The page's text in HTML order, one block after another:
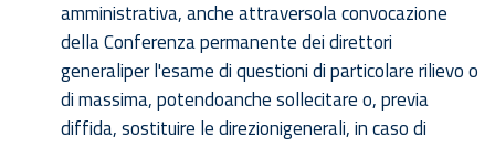
amministrativa, anche attraversola convocazione
della Conferenza permanente dei direttori
generaliper l'esame di questioni di particolare rilievo o
di massima, potendoanche sollecitare o, previa
diffida, sostituire le direzionigenerali, in caso di